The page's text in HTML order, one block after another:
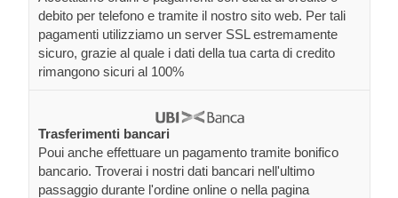
debito per telefono e tramite il nostro sito web. Per tali
pagamenti utilizziamo un server SSL estremamente
sicuro, grazie al quale i dati della tua carta di credito
rimangono sicuri al 100%
Trasferimenti bancari
Poui anche effettuare un pagamento tramite bonifico
bancario. Troverai i nostri dati bancari nell'ultimo
passaggio durante l'ordine online o nella pagina